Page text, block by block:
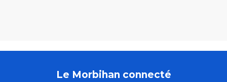
Le Morbihan connecté